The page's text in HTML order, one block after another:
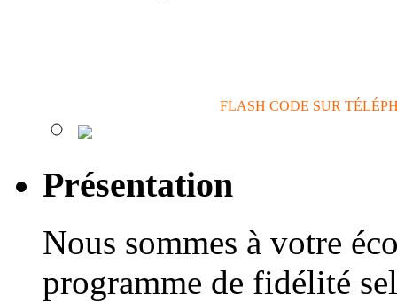
FLASH CODE SUR
Présentation
Nous sommes à votre
programme de fidélité